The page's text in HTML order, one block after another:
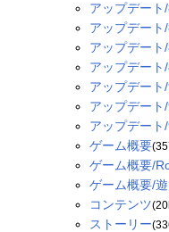
アップデート
アップデート
アップデート
アップデート
アップデート
アップデート
アップデート
ゲーム概要
ゲーム概要/
ゲーム概要/
コンテンツ
ストーリー